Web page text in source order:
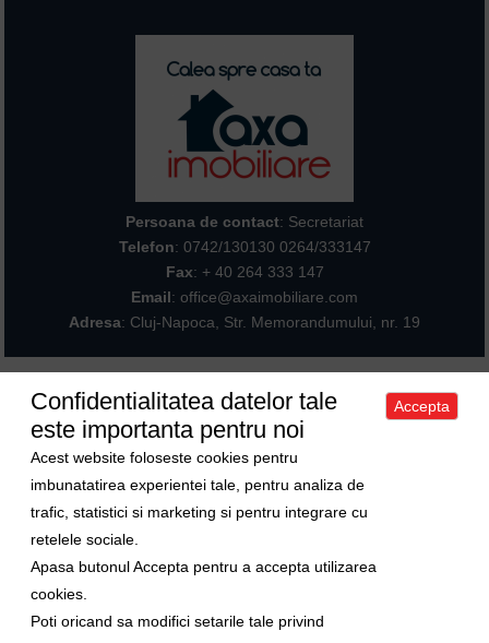
Persoana de contact: Secretariat
Telefon: 0742/130130 0264/333147
Fax: + 40 264 333 147
Email: office@axaimobiliare.com
Adresa: Cluj-Napoca, Str. Memorandumului, nr. 19
Acasa|Despre noi|Apartamente|Case/Vile Terenuri|Spatii
comerciale|Trimite oferta ta|Contact
Politica de confidentialitate
|Politica de cookies
Curs valutar
1 Euro = 5.2489 RON
Ne gasiti si pe
Confidentialitatea datelor tale
este importanta pentru noi
Acest website foloseste cookies pentru
imbunatatirea experientei tale, pentru analiza de
trafic, statistici si marketing si pentru integrare cu
retelele sociale.
Apasa butonul Accepta pentru a accepta utilizarea
cookies.
Poti oricand sa modifici setarile tale privind
Accepta